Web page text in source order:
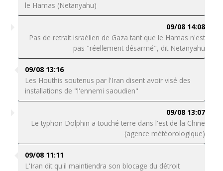
le Hamas (Netanyahu)
09/08 14:08
Pas de retrait israélien de Gaza tant que le Hamas n'est
pas "réellement désarmé", dit Netanyahu
09/08 13:16
Les Houthis soutenus par l'Iran disent avoir visé des
installations de "l'ennemi saoudien"
09/08 13:07
Le typhon Dolphin a touché terre dans l'est de la Chine
(agence météorologique)
09/08 11:11
L'Iran dit qu'il maintiendra son blocage du détroit